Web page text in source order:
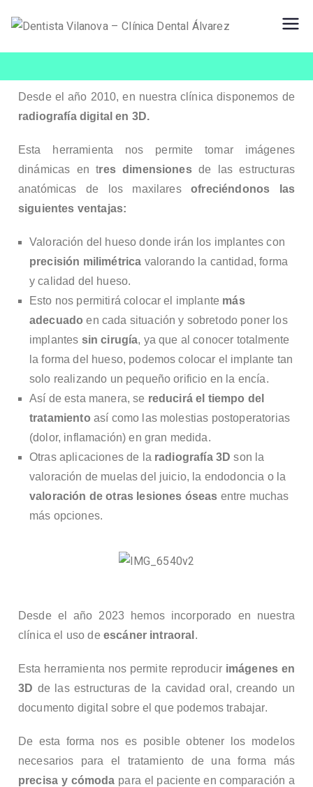
De
nti
Vil
an
–
nic
a
De
nta
l
Vilanova
Desde el año 2010, en nuestra clínica disponemos de
radiografía digital en 3D.
Esta herramienta nos permite tomar imágenes
dinámicas en tres dimensionesde las estructuras
anatómicas de los maxilaresofreciéndonos las
siguientes ventajas:
Valoración del hueso donde irán los implantes con
precisión milimétrica valorando la cantidad, forma
y calidad del hueso.
Esto nos permitirá colocar el implante más
adecuado en cada situación y sobretodo poner los
implantes sin cirugía, ya que al conocer totalmente
la forma del hueso, podemos colocar el implante tan
solo realizando un pequeño orificio en la encía.
Así de esta manera, se reducirá el tiempo del
tratamiento así como las molestias postoperatorias
(dolor, inflamación) en gran medida.
Otras aplicaciones de la radiografía 3D son la
valoración de muelas del juicio, la endodoncia o la
valoración de otras lesiones óseas entre muchas
más opciones.
Desde el año 2023 hemos incorporado en nuestra
clínica el uso de escáner intraoral .
Esta herramienta nos permite reproducir imágenes en
3D de las estructuras de la cavidad oral, creando un
documento digital sobre el que podemos trabajar.
De esta forma nos es posible obtener los modelos
necesarios para el tratamiento de una forma más
precisa y cómoda para el paciente en comparación a